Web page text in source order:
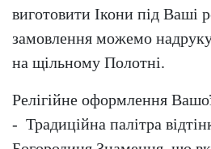
виготовити Ікони під Ваші
замовлення можемо
на щільному Полотні.
Релігійне оформлення
- Традиційна палітра